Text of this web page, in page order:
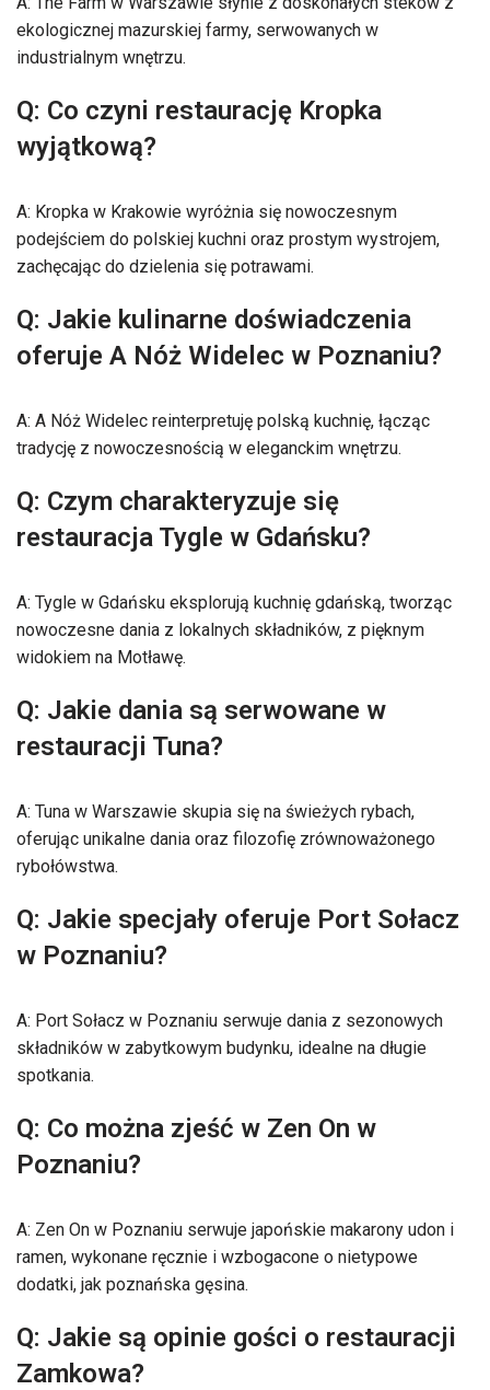
ekologicznej mazurskiej farmy, serwowanych w
industrialnym wnętrzu.
Q: Co czyni restaurację Kropka
wyjątkową?
A: Kropka w Krakowie wyróżnia się nowoczesnym
podejściem do polskiej kuchni oraz prostym wystrojem,
zachęcając do dzielenia się potrawami.
Q: Jakie kulinarne doświadczenia
oferuje A Nóż Widelec w Poznaniu?
A: A Nóż Widelec reinterpretuję polską kuchnię, łącząc
tradycję z nowoczesnością w eleganckim wnętrzu.
Q: Czym charakteryzuje się
restauracja Tygle w Gdańsku?
A: Tygle w Gdańsku eksplorują kuchnię gdańską, tworząc
nowoczesne dania z lokalnych składników, z pięknym
widokiem na Motławę.
Q: Jakie dania są serwowane w
restauracji Tuna?
A: Tuna w Warszawie skupia się na świeżych rybach,
oferując unikalne dania oraz filozofię zrównoważonego
rybołówstwa.
Q: Jakie specjały oferuje Port Sołacz
w Poznaniu?
A: Port Sołacz w Poznaniu serwuje dania z sezonowych
składników w zabytkowym budynku, idealne na długie
spotkania.
Q: Co można zjeść w Zen On w
Poznaniu?
A: Zen On w Poznaniu serwuje japońskie makarony udon i
ramen, wykonane ręcznie i wzbogacone o nietypowe
dodatki, jak poznańska gęsina.
Q: Jakie są opinie gości o restauracji
Zamkowa?